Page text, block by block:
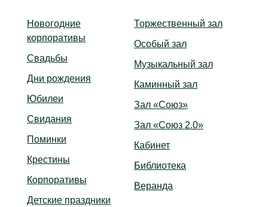
Новогодние
корпоративы
Свадьбы
Дни рождения
Юбилеи
Свидания
Поминки
Крестины
Корпоративы
Детские праздники
Торжественный зал
Особый зал
Музыкальный зал
Каминный зал
Зал «Союз»
Зал «Союз 2.0»
Кабинет
Библиотека
Веранда